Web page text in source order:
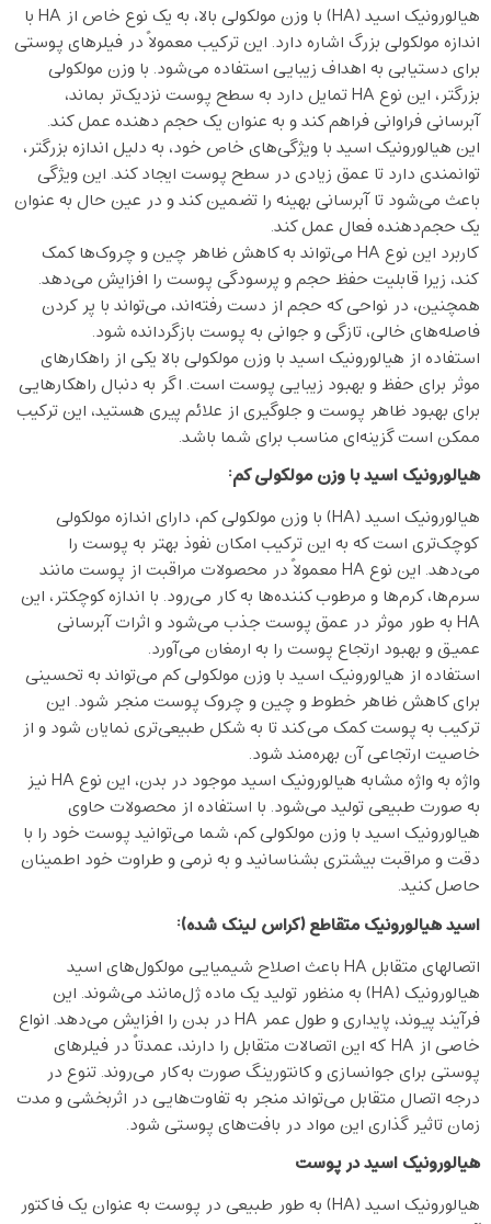
هیالورونیک اسید (HA) با وزن مولکولی بالا، به یک نوع خاص از HA با
اندازه مولکولی بزرگ اشاره دارد. این ترکیب معمولاً در فیلرهای پوستی
برای دستیابی به اهداف زیبایی استفاده می‌شود. با وزن مولکولی
بزرگتر، این نوع HA تمایل دارد به سطح پوست نزدیک‌تر بماند،
آبرسانی فراوانی فراهم کند و به عنوان یک حجم دهنده عمل کند.
این هیالورونیک اسید با ویژگی‌های خاص خود، به دلیل اندازه بزرگتر،
توانمندی دارد تا عمق زیادی در سطح پوست ایجاد کند. این ویژگی
باعث می‌شود تا آبرسانی بهینه را تضمین کند و در عین حال به عنوان
یک حجم‌دهنده فعال عمل کند.
کاربرد این نوع HA می‌تواند به کاهش ظاهر چین و چروک‌ها کمک
کند، زیرا قابلیت حفظ حجم و پرسودگی پوست را افزایش می‌دهد.
همچنین، در نواحی که حجم از دست رفته‌اند، می‌تواند با پر کردن
فاصله‌های خالی، تازگی و جوانی به پوست بازگردانده شود.
استفاده از هیالورونیک اسید با وزن مولکولی بالا یکی از راهکارهای
موثر برای حفظ و بهبود زیبایی پوست است. اگر به دنبال راهکارهایی
برای بهبود ظاهر پوست و جلوگیری از علائم پیری هستید، این ترکیب
ممکن است گزینه‌ای مناسب برای شما باشد.
هیالورونیک اسید با وزن مولکولی کم:
هیالورونیک اسید (HA) با وزن مولکولی کم، دارای اندازه مولکولی
کوچک‌تری است که به این ترکیب امکان نفوذ بهتر به پوست را
می‌دهد. این نوع HA معمولاً در محصولات مراقبت از پوست مانند
سرم‌ها، کرم‌ها و مرطوب کننده‌ها به کار می‌رود. با اندازه کوچکتر، این
HA به طور موثر در عمق پوست جذب می‌شود و اثرات آبرسانی
عمیق و بهبود ارتجاع پوست را به ارمغان می‌آورد.
استفاده از هیالورونیک اسید با وزن مولکولی کم می‌تواند به تحسینی
برای کاهش ظاهر خطوط و چین و چروک پوست منجر شود. این
ترکیب به پوست کمک می‌کند تا به شکل طبیعی‌تری نمایان شود و از
خاصیت ارتجاعی آن بهره‌مند شود.
واژه به واژه مشابه هیالورونیک اسید موجود در بدن، این نوع HA نیز
به صورت طبیعی تولید می‌شود. با استفاده از محصولات حاوی
هیالورونیک اسید با وزن مولکولی کم، شما می‌توانید پوست خود را با
دقت و مراقبت بیشتری بشناسانید و به نرمی و طراوت خود اطمینان
حاصل کنید.
اسید هیالورونیک متقاطع (کراس لینک شده):
اتصالهای متقابل HA باعث اصلاح شیمیایی مولکول‌های اسید
هیالورونیک (HA) به منظور تولید یک ماده ژل‌مانند می‌شوند. این
فرآیند پیوند، پایداری و طول عمر HA در بدن را افزایش می‌دهد. انواع
خاصی از HA که این اتصالات متقابل را دارند، عمدتاً در فیلرهای
پوستی برای جوانسازی و کانتورینگ صورت به‌کار می‌روند. تنوع در
درجه اتصال متقابل می‌تواند منجر به تفاوت‌هایی در اثربخشی و مدت
زمان تاثیر گذاری این مواد در بافت‌های پوستی شود.
هیالورونیک اسید در پوست
هیالورونیک اسید (HA) به طور طبیعی در پوست به عنوان یک فاکتور